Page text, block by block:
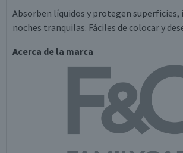
Absorben líquidos y protegen superficies,
noches tranquilas. Fáciles de colocar y
Acerca de la marca